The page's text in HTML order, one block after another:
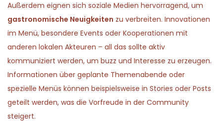
Außerdem eignen sich soziale Medien hervorragend, um
gastronomische Neuigkeiten zu verbreiten. Innovationen
im Menü, besondere Events oder Kooperationen mit
anderen lokalen Akteuren – all das sollte aktiv
kommuniziert werden, um buzz und Interesse zu erzeugen.
Informationen über geplante Themenabende oder
spezielle Menüs können beispielsweise in Stories oder Posts
geteilt werden, was die Vorfreude in der Community
steigert.